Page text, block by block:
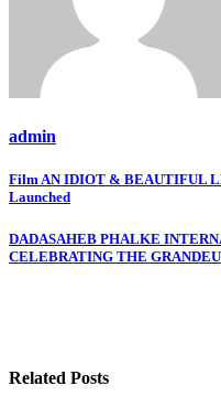
admin
Post
navigation
Film AN IDIOT & BEAUTIFUL
Launched
DADASAHEB PHALKE
CELEBRATING THE
Related Posts